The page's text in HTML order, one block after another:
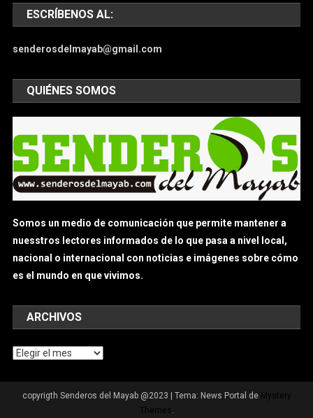
ESCRÍBENOS AL:
senderosdelmayab@gmail.com
QUIÉNES SOMOS
Somos un medio de comunicación que permite mantener a
nuesstros lectores informados de lo que pasa a nivel local,
nacional o internacional con noticias e imágenes sobre cómo
es el mundo en que vivimos.
ARCHIVOS
Archivos
copyrigth Senderos del Mayab @2023 Tema: News Portal de Mystery
Themes .